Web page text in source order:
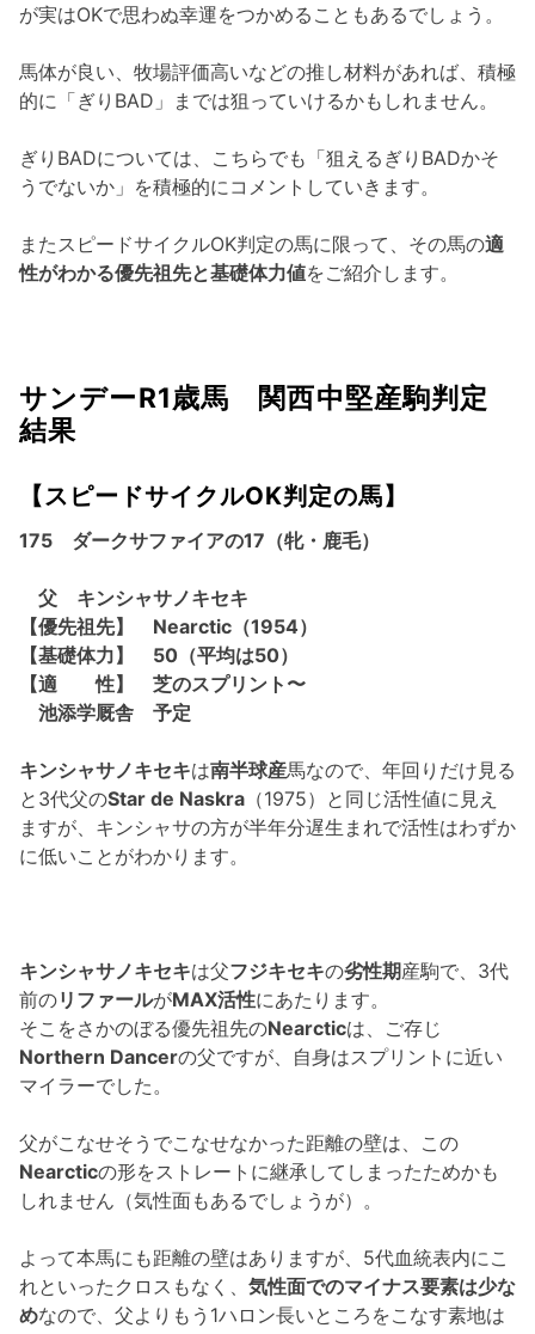
が実はOKで思わぬ幸運をつかめることもあるでしょう。
馬体が良い、牧場評価高いなどの推し材料があれば、積極
的に「ぎりBAD」までは狙っていけるかもしれません。
ぎりBADについては、こちらでも「狙えるぎりBADかそ
うでないか」を積極的にコメントしていきます。
またスピードサイクルOK判定の馬に限って、その馬の適
性がわかる優先祖先と基礎体力値をご紹介します。
サンデーR1歳馬 関西中堅産駒判定
結果
【スピードサイクルOK判定の馬】
175 ダークサファイアの17（牝・鹿毛）
父 キンシャサノキセキ
【優先祖先】 Nearctic（1954）
【基礎体力】 50（平均は50）
【適 性】 芝のスプリント〜
池添学厩舎 予定
キンシャサノキセキは南半球産馬なので、年回りだけ見る
と3代父のStar de Naskra （1975）と同じ活性値に見え
ますが、キンシャサの方が半年分遅生まれで活性はわずか
に低いことがわかります。
キンシャサノキセキは父フジキセキの劣性期産駒で、3代
前のリファールがMAX活性にあたります。
そこをさかのぼる優先祖先のNearcticは、ご存じ
Northern Dancerの父ですが、自身はスプリントに近い
マイラーでした。
父がこなせそうでこなせなかった距離の壁は、この
Nearcticの形をストレートに継承してしまったためかも
しれません（気性面もあるでしょうが）。
よって本馬にも距離の壁はありますが、5代血統表内にこ
れといったクロスもなく、 気性面でのマイナス要素は少な
めなので、父よりもう1ハロン長いところをこなす素地は